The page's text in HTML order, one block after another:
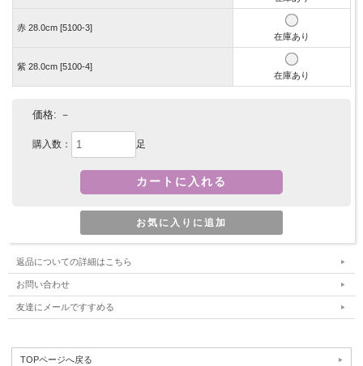
赤 28.0cm [5100-3]
在庫あり
紫 28.0cm [5100-4]
在庫あり
価格: －
購入数： 足
返品についての詳細はこちら
お問い合わせ
友達にメールですすめる
TOPページへ戻る